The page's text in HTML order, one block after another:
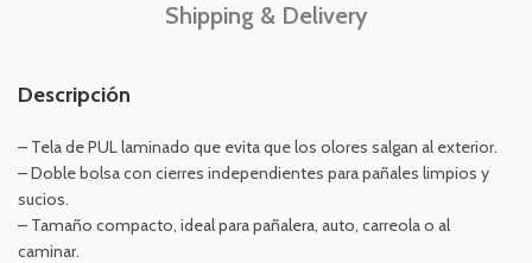
Shipping & Delivery
Descripción
– Tela de PUL laminado que evita que los olores salgan al exterior.
– Doble bolsa con cierres independientes para pañales limpios y
sucios.
– Tamaño compacto, ideal para pañalera, auto, carreola o al
caminar.